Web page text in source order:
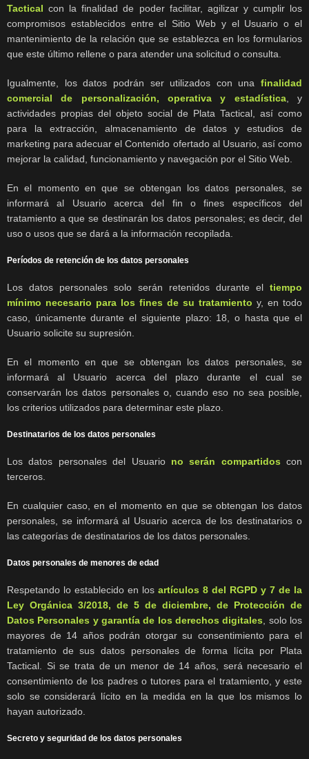
Tactical con la finalidad de poder facilitar, agilizar y cumplir los
compromisos establecidos entre el Sitio Web y el Usuario o el
mantenimiento de la relación que se establezca en los formularios
que este último rellene o para atender una solicitud o consulta.
Igualmente, los datos podrán ser utilizados con una finalidad
comercial de personalización, operativa y estadística, y
actividades propias del objeto social de Plata Tactical, así como
para la extracción, almacenamiento de datos y estudios de
marketing para adecuar el Contenido ofertado al Usuario, así como
mejorar la calidad, funcionamiento y navegación por el Sitio Web.
En el momento en que se obtengan los datos personales, se
informará al Usuario acerca del fin o fines específicos del
tratamiento a que se destinarán los datos personales; es decir, del
uso o usos que se dará a la información recopilada.
Períodos de retención de los datos personales
Los datos personales solo serán retenidos durante el tiempo
mínimo necesario para los fines de su tratamiento y, en todo
caso, únicamente durante el siguiente plazo: 18, o hasta que el
Usuario solicite su supresión.
En el momento en que se obtengan los datos personales, se
informará al Usuario acerca del plazo durante el cual se
conservarán los datos personales o, cuando eso no sea posible,
los criterios utilizados para determinar este plazo.
Destinatarios de los datos personales
Los datos personales del Usuariono serán compartidos con
terceros.
En cualquier caso, en el momento en que se obtengan los datos
personales, se informará al Usuario acerca de los destinatarios o
las categorías de destinatarios de los datos personales.
Datos personales de menores de edad
Respetando lo establecido en los artículos 8 del RGPD y 7 de la
Ley Orgánica 3/2018, de 5 de diciembre, de Protección de
Datos Personales y garantía de los derechos digitales , solo los
mayores de 14 años podrán otorgar su consentimiento para el
tratamiento de sus datos personales de forma lícita por Plata
Tactical. Si se trata de un menor de 14 años, será necesario el
consentimiento de los padres o tutores para el tratamiento, y este
solo se considerará lícito en la medida en la que los mismos lo
hayan autorizado.
Secreto y seguridad de los datos personales